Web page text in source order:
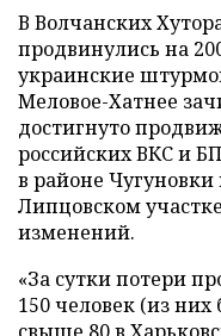
В Волчанских
продвинулись на
украинские
Меловое-Хатнее
достигнуто
российских ВКС и
в районе
Липцовском
изменений.
«За сутки потери
150 человек (из них